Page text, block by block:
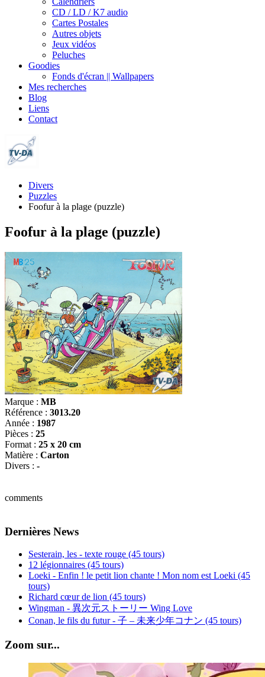
CD / LD / K7 audio
Cartes Postales
Autres objets
Jeux vidéos
Peluches
Goodies
Fonds d'écran || Wallpapers
Mes recherches
Blog
Liens
Contact
Divers
Puzzles
Foofur à la plage (puzzle)
Foofur à la plage (puzzle)
Marque : MB
Référence : 3013.20
Année : 1987
Pièces : 25
Format : 25 x 20 cm
Matière : Carton
Divers : -
comments
Dernières News
Sesterain, les - texte rouge (45 tours)
12 légionnaires (45 tours)
Loeki - Enfin ! le petit lion chante ! Mon nom est Loeki (45
tours)
Richard cœur de lion (45 tours)
Wingman - 異次元ストーリー Wing Love
Conan, le fils du futur - 子 – 未来少年コナン (45 tours)
Zoom sur...